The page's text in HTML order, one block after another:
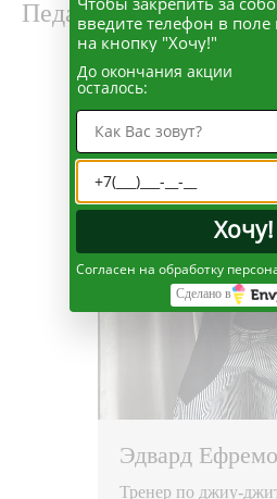
Педагоги
Эдвард
Тренер по джиу-
введите телефон в
на кнопку "Хочу!"
До окончания акции
осталось:
Хочу!
Согласен на обработку
Сделано в